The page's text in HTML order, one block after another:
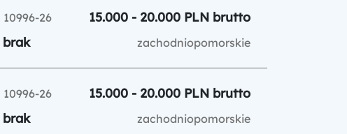
10996-26 15.000 - 20.000 PLN brutto
brak zachodniopomorskie
10996-26 15.000 - 20.000 PLN brutto
brak zachodniopomorskie